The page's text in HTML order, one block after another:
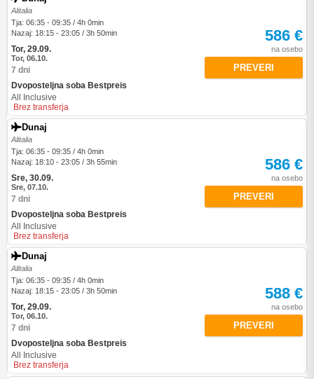
Alitalia
Tja: 06:35 - 09:35 / 4h 0min
Nazaj: 18:15 - 23:05 / 3h 50min
Tor, 29.09.
Tor, 06.10.
7 dni
Dvoposteljna soba Bestpreis
All Inclusive
Brez transferja
586 €
na osebo
PREVERI
Dunaj
Alitalia
Tja: 06:35 - 09:35 / 4h 0min
Nazaj: 18:10 - 23:05 / 3h 55min
Sre, 30.09.
Sre, 07.10.
7 dni
Dvoposteljna soba Bestpreis
All Inclusive
Brez transferja
586 €
na osebo
PREVERI
Dunaj
Alitalia
Tja: 06:35 - 09:35 / 4h 0min
Nazaj: 18:15 - 23:05 / 3h 50min
Tor, 29.09.
Tor, 06.10.
7 dni
Dvoposteljna soba Bestpreis
All Inclusive
Brez transferja
588 €
na osebo
PREVERI